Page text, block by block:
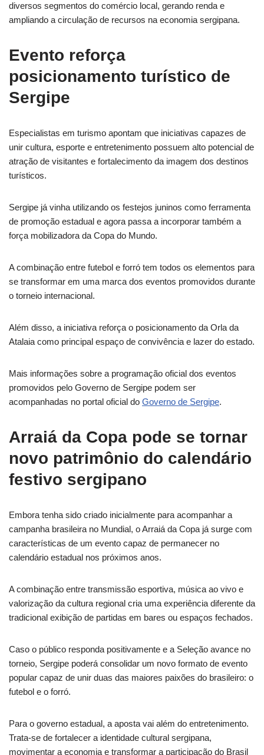
diversos segmentos do comércio local, gerando renda e
ampliando a circulação de recursos na economia sergipana.
Evento reforça
posicionamento turístico de
Sergipe
Especialistas em turismo apontam que iniciativas capazes de
unir cultura, esporte e entretenimento possuem alto potencial de
atração de visitantes e fortalecimento da imagem dos destinos
turísticos.
Sergipe já vinha utilizando os festejos juninos como ferramenta
de promoção estadual e agora passa a incorporar também a
força mobilizadora da Copa do Mundo.
A combinação entre futebol e forró tem todos os elementos para
se transformar em uma marca dos eventos promovidos durante
o torneio internacional.
Além disso, a iniciativa reforça o posicionamento da Orla da
Atalaia como principal espaço de convivência e lazer do estado.
Mais informações sobre a programação oficial dos eventos
promovidos pelo Governo de Sergipe podem ser
acompanhadas no portal oficial do Governo de Sergipe.
Arraiá da Copa pode se tornar
novo patrimônio do calendário
festivo sergipano
Embora tenha sido criado inicialmente para acompanhar a
campanha brasileira no Mundial, o Arraiá da Copa já surge com
características de um evento capaz de permanecer no
calendário estadual nos próximos anos.
A combinação entre transmissão esportiva, música ao vivo e
valorização da cultura regional cria uma experiência diferente da
tradicional exibição de partidas em bares ou espaços fechados.
Caso o público responda positivamente e a Seleção avance no
torneio, Sergipe poderá consolidar um novo formato de evento
popular capaz de unir duas das maiores paixões do brasileiro: o
futebol e o forró.
Para o governo estadual, a aposta vai além do entretenimento.
Trata-se de fortalecer a identidade cultural sergipana,
movimentar a economia e transformar a participação do Brasil